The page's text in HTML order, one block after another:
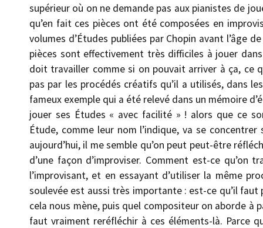
supérieur où on ne demande pas aux pianistes de
qu’en fait ces pièces ont été composées en
volumes d’Études publiées par Chopin avant l’âge
pièces sont effectivement très difficiles à jouer
doit travailler comme si on pouvait arriver à ça, ce
pas par les procédés créatifs qu’il a utilisés, dans
fameux exemple qui a été relevé dans un mémoire
jouer ses Études « avec facilité » ! alors que ce
Étude, comme leur nom l’indique, va se
aujourd’hui, il me semble qu’on peut peut-être
d’une façon d’improviser. Comment est-ce
l’improvisant, et en essayant d’utiliser la même
soulevée est aussi très importante : est-ce qu’il
cela nous mène, puis quel compositeur on aborde à
faut vraiment reréfléchir à ces éléments-là. Parce